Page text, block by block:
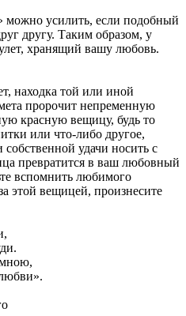
можно усилить, если подобный
другу. Таким образом, у
хранящий вашу любовь.
находка той или иной
пророчит непременную
красную вещицу, будь то
или что-либо другое,
собственной удачи носить с
превратится в ваш любовный
вспомнить любимого
этой вещицей, произнесите